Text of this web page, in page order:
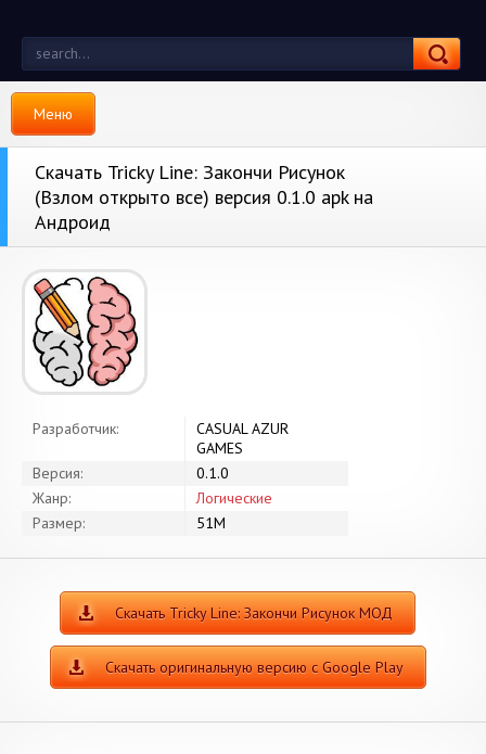
Меню
Скачать Tricky Line: Закончи Рисунок
(Взлом открыто все) версия 0.1.0 apk на
Андроид
Разработчик:
CASUAL AZUR
GAMES
Версия:
0.1.0
Жанр:
Логические
Размер:
51M
Скачать Tricky Line: Закончи Рисунок МОД
Скачать оригинальную версию с Google Play